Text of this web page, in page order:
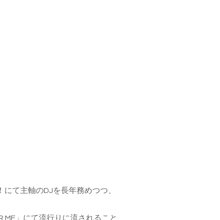
にて主軸のDJを長年務めつつ、
ME」にて流行りに流されること